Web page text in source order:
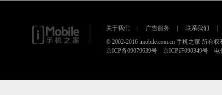
关于我们 广告服务 联系我们
© 2002-2016 imobile.com.cn 手机之家 所有权
京ICP备09079639号 京ICP证090349号 电